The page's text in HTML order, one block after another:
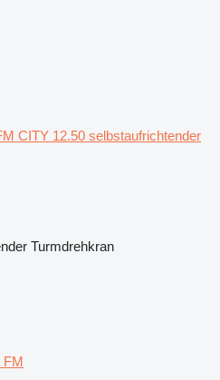
CITY 12.50 selbstaufrichtender
Turmdrehkran
FM